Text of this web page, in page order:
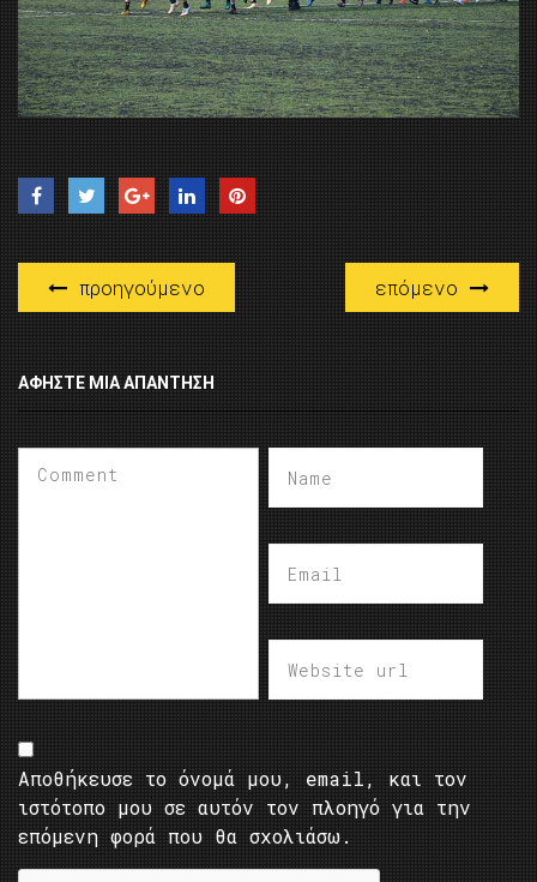
προηγούμενο επόμενο
ΑΦΉΣΤΕ ΜΙΑ ΑΠΆΝΤΗΣΗ
Αποθήκευσε το όνομά μου, email, και τον
ιστότοπο μου σε αυτόν τον πλοηγό για την
επόμενη φορά που θα σχολιάσω.